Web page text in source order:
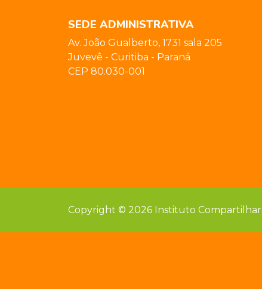
SEDE ADMINISTRATIVA
Av. João Gualberto, 1731 sala 205
Juvevê - Curitiba - Paraná
CEP 80.030-001
Copyright © 2026 Instituto Compartilhar